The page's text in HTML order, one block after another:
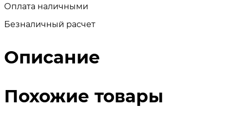
Оплата наличными
Безналичный расчет
Описание
Похожие товары